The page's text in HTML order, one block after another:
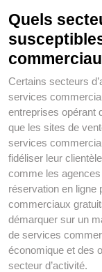
Quels
Certains secteurs
services
entreprises opérant
que les sites de
services
fidéliser leur
comme les
réservation en ligne
commerciaux
démarquer sur un
de services
économique et des
secteur d’activité.